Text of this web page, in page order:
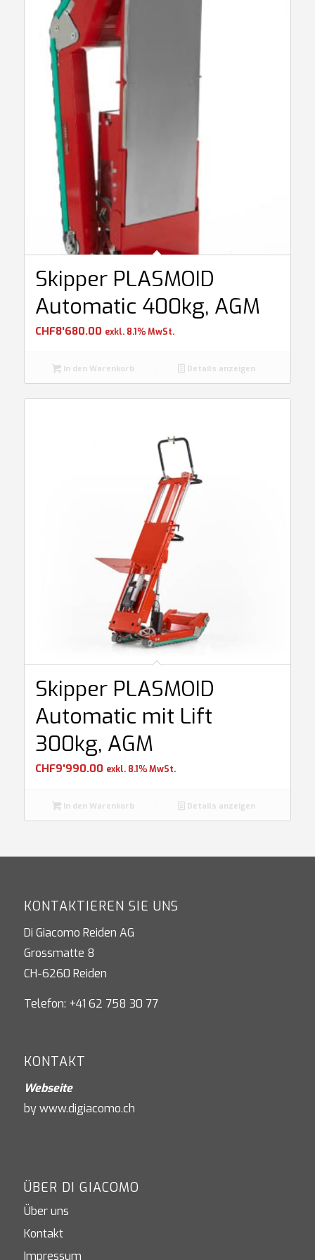
Skipper PLASMOID
Automatic 400kg, AGM
CHF8'680.00 exkl. 8.1% MwSt.
In den Warenkorb Details anzeigen
Skipper PLASMOID
Automatic mit Lift
300kg, AGM
CHF9'990.00 exkl. 8.1% MwSt.
In den Warenkorb Details anzeigen
KONTAKTIEREN SIE UNS
Di Giacomo Reiden AG
Grossmatte 8
CH-6260 Reiden
Telefon: +41 62 758 30 77
KONTAKT
Webseite
bywww.digiacomo.ch
ÜBER DI GIACOMO
Über uns
Kontakt
Impressum